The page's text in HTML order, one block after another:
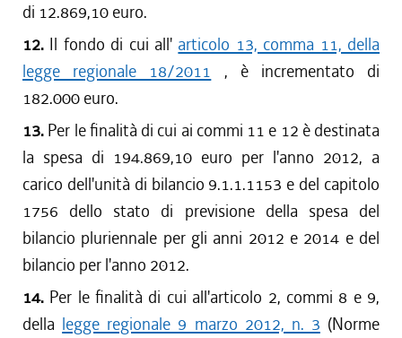
di 12.869,10 euro.
12. Il fondo di cui all' articolo 13, comma 11, della
legge regionale 18/2011 , è incrementato di
182.000 euro.
13. Per le finalità di cui ai commi 11 e 12 è destinata
la spesa di 194.869,10 euro per l'anno 2012, a
carico dell'unità di bilancio 9.1.1.1153 e del capitolo
1756 dello stato di previsione della spesa del
bilancio pluriennale per gli anni 2012 e 2014 e del
bilancio per l'anno 2012.
14. Per le finalità di cui all'articolo 2, commi 8 e 9,
della legge regionale 9 marzo 2012, n. 3 (Norme